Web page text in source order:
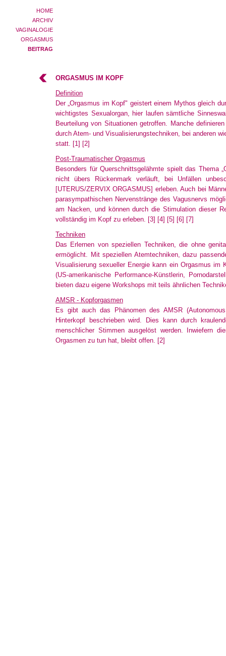
HOME
ARCHIV
VAGINALOGIE
ORGASMUS
BEITRAG
ORGASMUS IM KOPF
Definition
Der „Orgasmus im Kopf" geistert einem Mythos gleich
wichtigstes Sexualorgan, hier laufen sämtliche
Beurteilung von Situationen getroffen. Manche
durch Atem- und Visualisierungstechniken, bei anderen
statt. [1] [2]
Post-Traumatischer Orgasmus
Besonders für Querschnittsgelähmte spielt das Thema
nicht übers Rückenmark verläuft, bei Unfällen
[UTERUS/ZERVIX ORGASMUS] erleben. Auch bei
parasympathischen Nervenstränge des Vagusnervs
am Nacken, und können durch die Stimulation dieser
vollständig im Kopf zu erleben. [3] [4] [5] [6] [7]
Techniken
Das Erlernen von speziellen Techniken, die ohne
ermöglicht. Mit speziellen Atemtechniken, dazu
Visualisierung sexueller Energie kann ein Orgasmus im
(US-amerikanische Performance-Künstlerin,
bieten dazu eigene Workshops mit teils ähnlichen
AMSR - Kopforgasmen
Es gibt auch das Phänomen des AMSR
Hinterkopf beschrieben wird. Dies kann durch
menschlicher Stimmen ausgelöst werden. Inwiefern
Orgasmen zu tun hat, bleibt offen. [2]